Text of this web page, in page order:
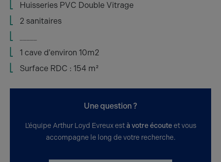
Huisseries PVC Double Vitrage
2 sanitaires
1 cave d'environ 10m2
Surface RDC : 154 m²
Une question ?
L’équipe Arthur Loyd Evreux est à votre écouteet vous
accompagne le long de votre recherche.